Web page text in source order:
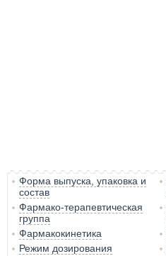
Форма выпуска, упаковка и
состав
Фармако-терапевтическая
группа
Фармакокинетика
Режим дозирования